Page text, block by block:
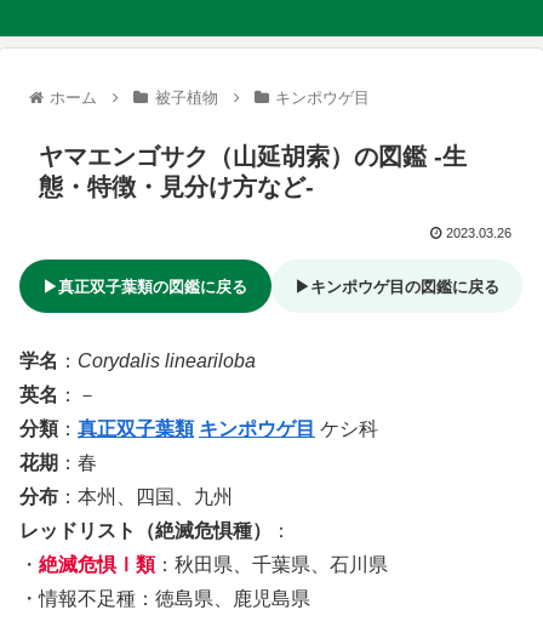
ホーム 被子植物 キンポウゲ目
ヤマエンゴサク（山延胡索）の図鑑 -生
態・特徴・見分け方など-
2023.03.26
▶真正双子葉類の図鑑に戻る ▶キンポウゲ目の図鑑に戻る
学名 ： Corydalis lineariloba
英名 ：－
分類： 真正双子葉類 キンポウゲ目 ケシ科
花期 ：春
分布 ：本州、四国、九州
レッドリスト（絶滅危惧種）
：
・ 絶滅危惧Ⅰ類：秋田県、千葉県、石川県
・情報不足種：徳島県、鹿児島県